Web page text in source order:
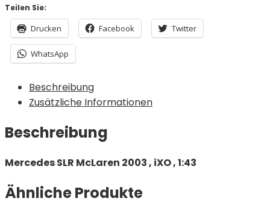
Teilen Sie:
Drucken Facebook Twitter
WhatsApp
Beschreibung
Zusätzliche Informationen
Beschreibung
Mercedes SLR McLaren 2003 , iXO , 1:43
Ähnliche Produkte